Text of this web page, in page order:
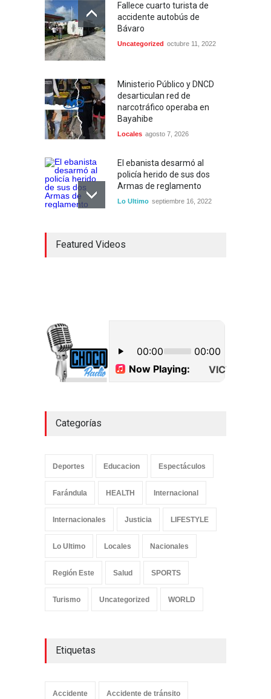
Fallece cuarto turista de
accidente autobús de
Bávaro
Uncategorized octubre 11, 2022
Ministerio Público y DNCD
desarticulan red de
narcotráfico operaba en
Bayahibe
Locales agosto 7, 2026
El ebanista desarmó al
policía herido de sus dos
Armas de reglamento
Lo Ultimo septiembre 16, 2022
carretera Los Jusos-Río
15 paquetes de presumible
Uncategorized
septiembre 17, 2022
Featured Videos
Categorías
Deportes Educacion Espectáculos
Farándula HEALTH Internacional
Internacionales Justicia LIFESTYLE
Lo Ultimo Locales Nacionales
Región Este Salud SPORTS
Turismo Uncategorized WORLD
Etiquetas
Accidente Accidente de tránsito